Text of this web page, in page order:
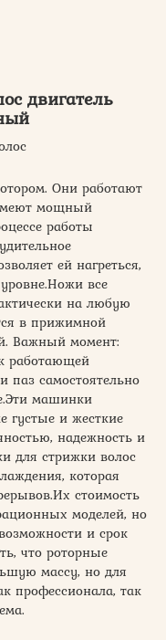
двигатель
Они работают
мощный
работы
ей нагреться,
все
на любую
в прижимной
Важный момент:
работающей
паз самостоятельно
машинки
густые и жесткие
надежность и
для стрижки волос
которая
стоимость
моделей, но
и срок
что роторные
массу, но для
профессионала, так